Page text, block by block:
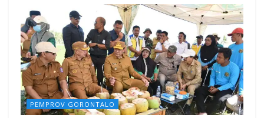
PEMPROV GORONTALO